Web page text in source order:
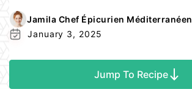
Jamila Chef Épicurien Méditerranéen
January 3, 2025
Jump To Recipe